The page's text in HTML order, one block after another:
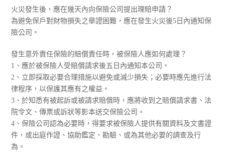
火災發生後，應在幾天內向保險公司提出理賠申請？
為避免保戶對財物損失之舉證困難，應在發生火災後5日內通知保
險公司。
發生意外責任保險的賠償責任時，被保險人應如何處理？
1、應於被保險人受賠償請求後五日內通知本公司。
2、立即採取必要合理措施以避免或減少損失；必要時應先進行法
律程序，以保護其應有之權益。
3、於知悉有被起訴或被請求賠償時，應將收到之賠償請求書、法
院令文、傳票或訴狀等影本送交保險公司。
4、保險公司認為必要時，得要求被保險人提供有關資料及文書證
件，或出庭作證、協助鑑定、勘驗、或為其他必要的調查及行
為。